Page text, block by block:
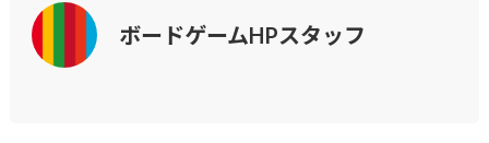
ボードゲームHPスタッフ